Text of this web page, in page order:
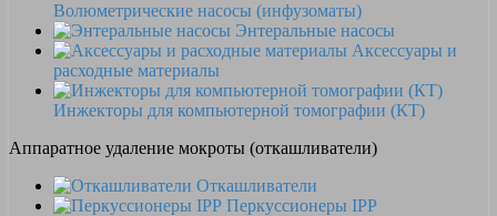
Волюметрические насосы (инфузоматы)
Энтеральные насосы
Аксессуары и
расходные материалы
Инжекторы для компьютерной томографии (КТ)
Аппаратное удаление мокроты (откашливатели)
Откашливатели
Перкуссионеры IPP